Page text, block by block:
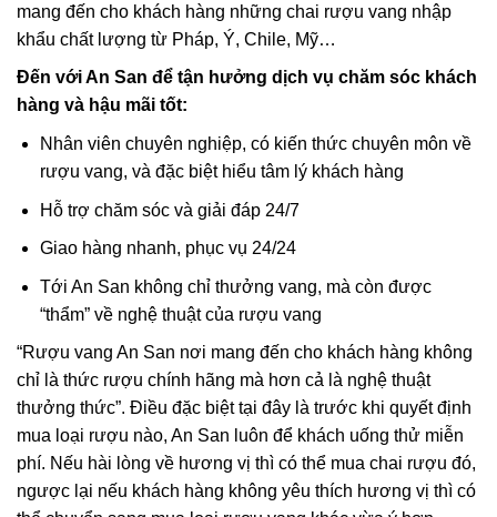
mang đến cho khách hàng những chai rượu vang nhập
khẩu chất lượng từ Pháp, Ý, Chile, Mỹ…
Đến với An San để tận hưởng dịch vụ chăm sóc khách
hàng và hậu mãi tốt:
Nhân viên chuyên nghiệp, có kiến thức chuyên môn về
rượu vang, và đặc biệt hiểu tâm lý khách hàng
Hỗ trợ chăm sóc và giải đáp 24/7
Giao hàng nhanh, phục vụ 24/24
Tới An San không chỉ thưởng vang, mà còn được
“thẩm” về nghệ thuật của rượu vang
“Rượu vang An San nơi mang đến cho khách hàng không
chỉ là thức rượu chính hãng mà hơn cả là nghệ thuật
thưởng thức”. Điều đặc biệt tại đây là trước khi quyết định
mua loại rượu nào, An San luôn để khách uống thử miễn
phí. Nếu hài lòng về hương vị thì có thể mua chai rượu đó,
ngược lại nếu khách hàng không yêu thích hương vị thì có